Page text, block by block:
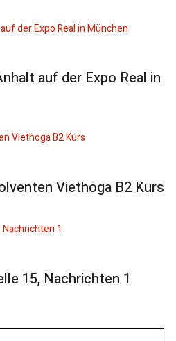
auf der Expo Real in
Viethoga B2 Kurs
15, Nachrichten 1